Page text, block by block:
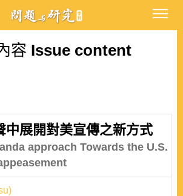
容 Issue content
中展開對美宣傳之新方式
approach Towards the U.S.